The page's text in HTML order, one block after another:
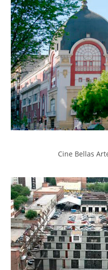
Cine Bellas